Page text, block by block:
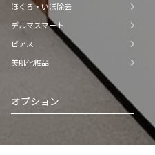
ほくろ・いぼ除去
デルマスマート
ピアス
美肌化粧品
オプション